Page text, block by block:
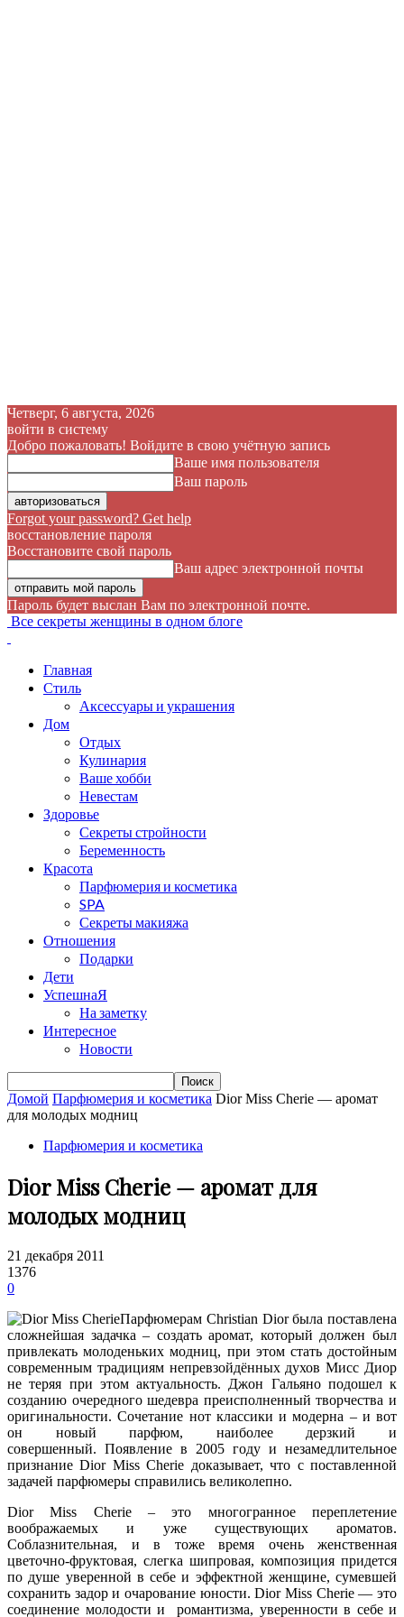
Четверг, 6 августа, 2026
войти в систему
Добро пожаловать! Войдите в свою учётную запись
Ваше имя пользователя
Ваш пароль
Forgot your password? Get help
восстановление пароля
Восстановите свой пароль
Ваш адрес электронной почты
Пароль будет выслан Вам по электронной почте.
Все секреты женщины в одном блоге
Главная
Стиль
Аксессуары и украшения
Дом
Отдых
Кулинария
Ваше хобби
Невестам
Здоровье
Секреты стройности
Беременность
Красота
Парфюмерия и косметика
SPA
Секреты макияжа
Отношения
Подарки
Дети
УспешнаЯ
На заметку
Интересное
Новости
Домой Парфюмерия и косметика Dior Miss Cherie — аромат
для молодых модниц
Парфюмерия и косметика
Dior Miss Cherie — аромат для
молодых модниц
21 декабря 2011
1376
0
Парфюмерам Christian Dior была поставлена
сложнейшая задачка – создать аромат, который должен был
привлекать молоденьких модниц, при этом стать достойным
современным традициям непревзойдённых духов Мисс Диор
не теряя при этом актуальность. Джон Гальяно подошел к
созданию очередного шедевра преисполненный творчества и
оригинальности. Сочетание нот классики и модерна – и вот
он новый парфюм, наиболее дерзкий и
совершенный. Появление в 2005 году и незамедлительное
признание Dior Miss Cherie доказывает, что с поставленной
задачей парфюмеры справились великолепно.
Dior Miss Cherie – это многогранное переплетение
воображаемых и уже существующих ароматов.
Соблазнительная, и в тоже время очень женственная
цветочно-фруктовая, слегка шипровая, композиция придется
по душе уверенной в себе и эффектной женщине, сумевшей
сохранить задор и очарование юности. Dior Miss Cherie — это
соединение молодости и романтизма, уверенности в себе и